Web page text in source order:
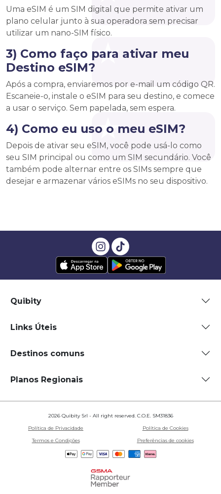
Uma eSIM é um SIM digital que permite ativar um
plano celular junto à sua operadora sem precisar
utilizar um nano-SIM físico.
3) Como faço para ativar meu
Destino eSIM?
Após a compra, enviaremos por e-mail um código QR.
Escaneie-o, instale o eSIM para seu destino, e comece
a usar o serviço. Sem papelada, sem espera.
4) Como eu uso o meu eSIM?
Depois de ativar seu eSIM, você pode usá-lo como
seu SIM principal ou como um SIM secundário. Você
também pode alternar entre os SIMs sempre que
desejar e armazenar vários eSIMs no seu dispositivo.
Quibity
Links Úteis
Destinos comuns
Planos Regionais
2026 Quibity Srl - All right reserved. C.O.E. SM31836
Política de Privacidade
Política de Cookies
Termos e Condições
Preferências de cookies